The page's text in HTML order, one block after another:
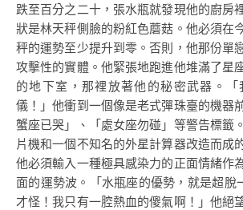
跌至百分之二十，張水瓶就發現他的廚房
狀是林天秤側臉的粉紅色蘑菇。他必須在
秤的運勢至少提升到零。否則，他那份單
攻擊性的實體。他緊張地跑進他堆滿了星
的地下室，那裡放著他的秘密武器。
儀！」他衝到一個像是老式彈珠臺的機器
蟹座已哭」、「處女座勿碰」等警告標籤
片機和一個不知名的外星計算器改造而成
他必須輸入一種極具感染力的正面情緒作
面的運勢波。「水瓶座的優勢，就是超脫
才怪！我只有一腔熱血的傻氣啊！」他絕